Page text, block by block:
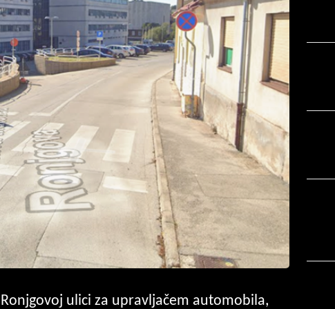
ulici za upravljačem automobila,